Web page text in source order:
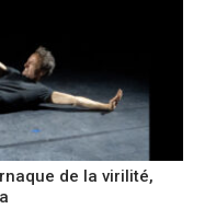
de la virilité,